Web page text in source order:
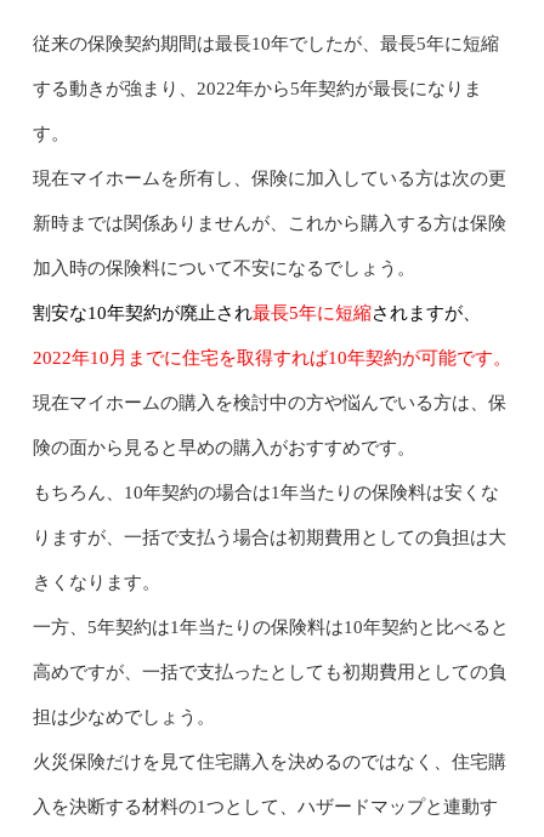
従来の保険契約期間は最長10年でしたが、最長5年に短縮
する動きが強まり、2022年から5年契約が最長になりま
す。
現在マイホームを所有し、保険に加入している方は次の更
新時までは関係ありませんが、これから購入する方は保険
加入時の保険料について不安になるでしょう。
割安な10年契約が廃止され最長5年に短縮されますが、
2022年10月までに住宅を取得すれば10年契約が可能です。
現在マイホームの購入を検討中の方や悩んでいる方は、保
険の面から見ると早めの購入がおすすめです。
もちろん、10年契約の場合は1年当たりの保険料は安くな
りますが、一括で支払う場合は初期費用としての負担は大
きくなります。
一方、5年契約は1年当たりの保険料は10年契約と比べると
高めですが、一括で支払ったとしても初期費用としての負
担は少なめでしょう。
火災保険だけを見て住宅購入を決めるのではなく、住宅購
入を決断する材料の1つとして、ハザードマップと連動す